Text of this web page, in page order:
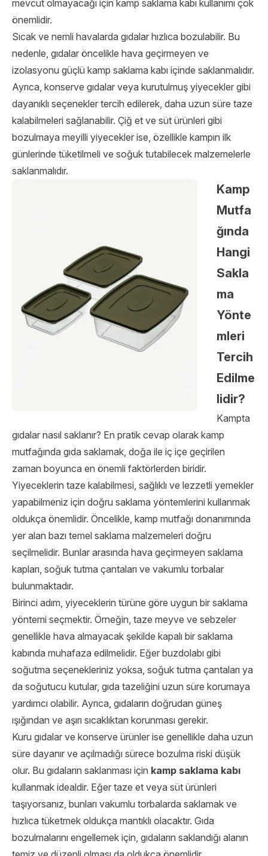
mevcut olmayacağı için kamp saklama kabı kullanımı çok
önemlidir.
Sıcak ve nemli havalarda gıdalar hızlıca bozulabilir. Bu
nedenle, gıdalar öncelikle hava geçirmeyen ve
izolasyonu güçlü kamp saklama kabı içinde saklanmalıdır.
Ayrıca, konserve gıdalar veya kurutulmuş yiyecekler gibi
dayanıklı seçenekler tercih edilerek, daha uzun süre taze
kalabilmeleri sağlanabilir. Çiğ et ve süt ürünleri gibi
bozulmaya meyilli yiyecekler ise, özellikle kampın ilk
günlerinde tüketilmeli ve soğuk tutabilecek malzemelerle
saklanmalıdır.
Kamp
Mutfa
ğında
Hangi
Sakla
ma
Yönte
mleri
Tercih
Edilme
lidir?
Kampta
gıdalar nasıl saklanır? En pratik cevap olarak kamp
mutfağında gıda saklamak, doğa ile iç içe geçirilen
zaman boyunca en önemli faktörlerden biridir.
Yiyeceklerin taze kalabilmesi, sağlıklı ve lezzetli yemekler
yapabilmeniz için doğru saklama yöntemlerini kullanmak
oldukça önemlidir. Öncelikle, kamp mutfağı donanımında
yer alan bazı temel saklama malzemeleri doğru
seçilmelidir. Bunlar arasında hava geçirmeyen saklama
kapları, soğuk tutma çantaları ve vakumlu torbalar
bulunmaktadır.
Birinci adım, yiyeceklerin türüne göre uygun bir saklama
yöntemi seçmektir. Örneğin, taze meyve ve sebzeler
genellikle hava almayacak şekilde kapalı bir saklama
kabında muhafaza edilmelidir. Eğer buzdolabı gibi
soğutma seçenekleriniz yoksa, soğuk tutma çantaları ya
da soğutucu kutular, gıda tazeliğini uzun süre korumaya
yardımcı olabilir. Ayrıca, gıdaların doğrudan güneş
ışığından ve aşırı sıcaklıktan korunması gerekir.
Kuru gıdalar ve konserve ürünler ise genellikle daha uzun
süre dayanır ve açılmadığı sürece bozulma riski düşük
olur. Bu gıdaların saklanması için kamp saklama kabı
kullanmak idealdir. Eğer taze et veya süt ürünleri
taşıyorsanız, bunları vakumlu torbalarda saklamak ve
hızlıca tüketmek oldukça mantıklı olacaktır. Gıda
bozulmalarını engellemek için, gıdaların saklandığı alanın